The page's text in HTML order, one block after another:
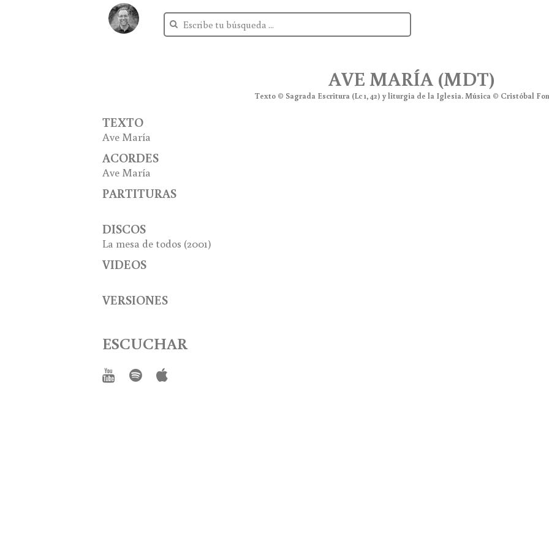
AVE MARÍA (MDT)
Texto © Sagrada Escritura (Lc 1, 42) y liturgia de la Iglesia. Música © Cristóbal
TEXTO
Ave María
ACORDES
Ave María
PARTITURAS
DISCOS
La mesa de todos (2001)
VIDEOS
VERSIONES
ESCUCHAR